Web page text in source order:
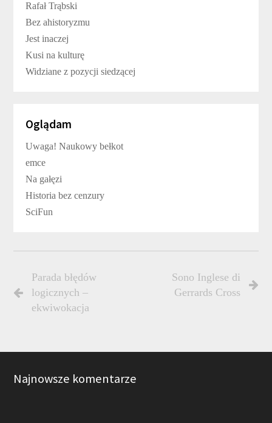
Rafał Trąbski
Bez ahistoryzmu
Jest inaczej
Kusi na kulturę
Widziane z pozycji siedzącej
Oglądam
Uwaga! Naukowy bełkot
emce
Na gałęzi
Historia bez cenzury
SciFun
Parada błędów
logicznych –
ekwiwokacja
Sono Inglese di
Gerrards Cross
Najnowsze komentarze